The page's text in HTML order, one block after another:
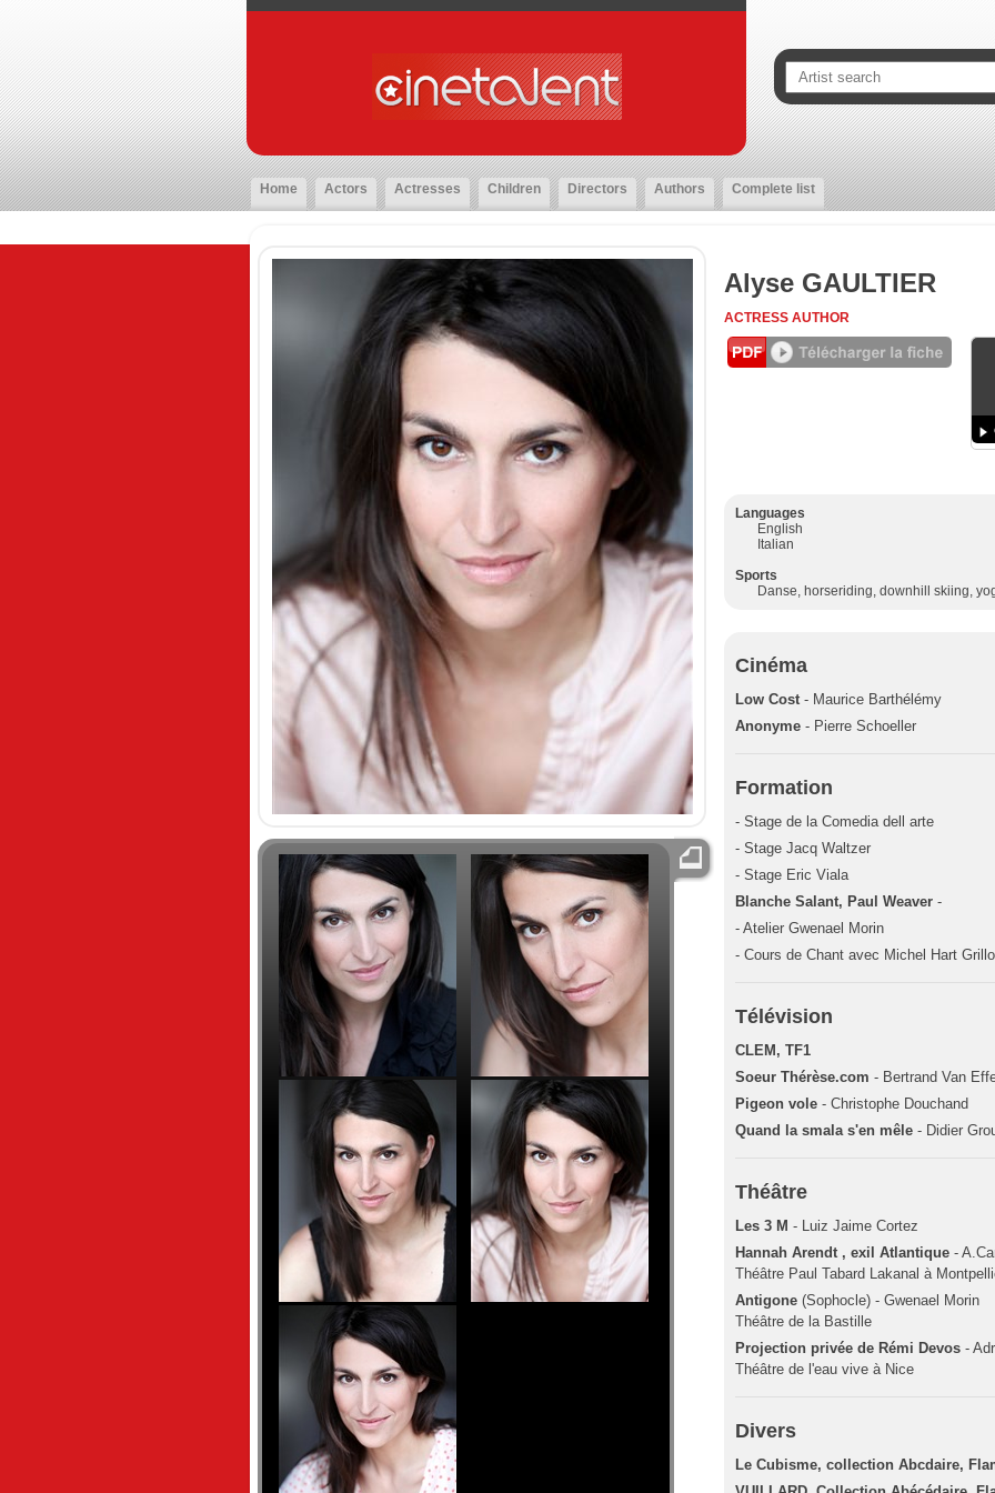
Home Actors Actresses Children Directors Authors Complete list
Alyse GAULTIER
ACTRESS AUTHOR
Languages
English
Italian
Sports
Danse, horseriding, downhill skiing,
Cinéma
Low Cost- Maurice Barthélémy
Anonyme - Pierre Schoeller
Formation
- Stage de la Comedia dell arte
- Stage Jacq Waltzer
- Stage Eric Viala
Blanche Salant, Paul Weaver -
- Atelier Gwenael Morin
- Cours de Chant avec Michel Hart Grillo
Télévision
CLEM, TF1
Soeur Thérèse.com - Bertrand Van
Pigeon vole - Christophe Douchand
Quand la smala s'en mêle - Didier
Théâtre
Les 3 M - Luiz Jaime Cortez
Hannah Arendt , exil Atlantique -
Théâtre Paul Tabard Lakanal à
Antigone (Sophocle) - Gwenael Morin
Théâtre de la Bastille
Projection privée de Rémi Devos -
Théâtre de l'eau vive à Nice
Divers
Le Cubisme, collection Abcdaire,